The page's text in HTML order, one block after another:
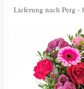
Lieferung nach Perg -